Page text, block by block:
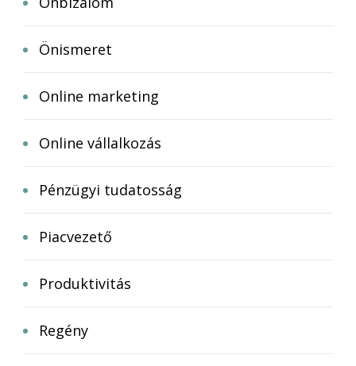
Önismeret
Online marketing
Online vállalkozás
Pénzügyi tudatosság
Piacvezető
Produktivitás
Regény